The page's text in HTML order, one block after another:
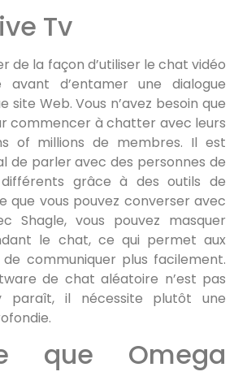
Tv
de la façon d’utiliser le chat vidéo
d’entamer une dialogue
site Web. Vous n’avez besoin que
commencer à chatter avec leurs
of millions de membres. Il est
de parler avec des personnes de
grâce à des outils de
que vous pouvez converser avec
Shagle, vous pouvez masquer
le chat, ce qui permet aux
communiquer plus facilement.
de chat aléatoire n’est pas
paraît, il nécessite plutôt une
que Omega